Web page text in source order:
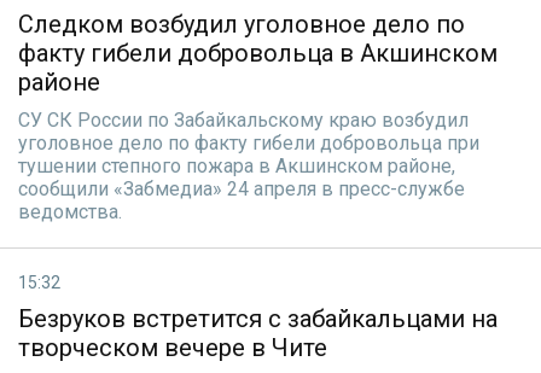
Следком возбудил уголовное дело по
факту гибели добровольца в Акшинском
районе
СУ СК России по Забайкальскому краю возбудил
уголовное дело по факту гибели добровольца при
тушении степного пожара в Акшинском районе,
сообщили «Забмедиа» 24 апреля в пресс-службе
ведомства.
15:32
Безруков встретится с забайкальцами на
творческом вечере в Чите